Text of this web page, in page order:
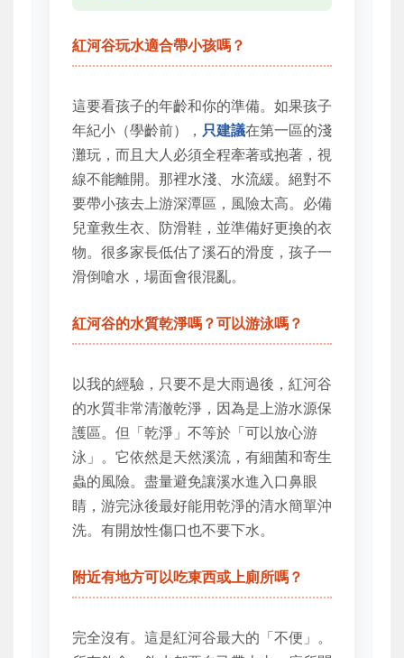
紅河谷玩水適合帶小孩嗎？
這要看孩子的年齡和你的準備。如果孩子
年紀小（學齡前）， 只建議在第一區的淺
灘玩，而且大人必須全程牽著或抱著，視
線不能離開。那裡水淺、水流緩。絕對不
要帶小孩去上游深潭區，風險太高。必備
兒童救生衣、防滑鞋，並準備好更換的衣
物。很多家長低估了溪石的滑度，孩子一
滑倒嗆水，場面會很混亂。
紅河谷的水質乾淨嗎？可以游泳嗎？
以我的經驗，只要不是大雨過後，紅河谷
的水質非常清澈乾淨，因為是上游水源保
護區。但「乾淨」不等於「可以放心游
泳」。它依然是天然溪流，有細菌和寄生
蟲的風險。盡量避免讓溪水進入口鼻眼
睛，游完泳後最好能用乾淨的清水簡單沖
洗。有開放性傷口也不要下水。
附近有地方可以吃東西或上廁所嗎？
完全沒有。這是紅河谷最大的「不便」。